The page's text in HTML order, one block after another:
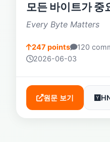
모든 바이트가 중
Every Byte Matters
247 points 120
2026-06-03
원문 보기